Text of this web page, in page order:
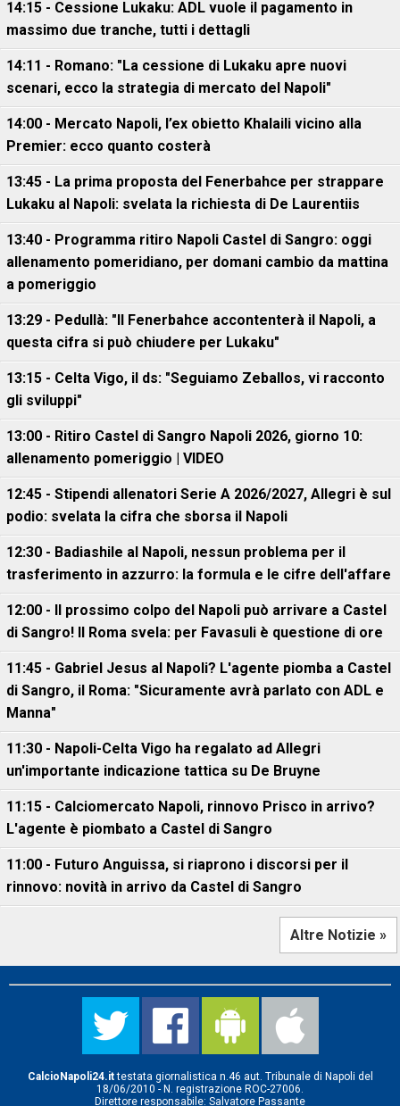
14:15 - Cessione Lukaku: ADL vuole il pagamento in
massimo due tranche, tutti i dettagli
14:11 - Romano: "La cessione di Lukaku apre nuovi
scenari, ecco la strategia di mercato del Napoli"
14:00 - Mercato Napoli, l’ex obietto Khalaili vicino alla
Premier: ecco quanto costerà
13:45 - La prima proposta del Fenerbahce per strappare
Lukaku al Napoli: svelata la richiesta di De Laurentiis
13:40 - Programma ritiro Napoli Castel di Sangro: oggi
allenamento pomeridiano, per domani cambio da mattina
a pomeriggio
13:29 - Pedullà: "Il Fenerbahce accontenterà il Napoli, a
questa cifra si può chiudere per Lukaku"
13:15 - Celta Vigo, il ds: "Seguiamo Zeballos, vi racconto
gli sviluppi"
13:00 - Ritiro Castel di Sangro Napoli 2026, giorno 10:
allenamento pomeriggio | VIDEO
12:45 - Stipendi allenatori Serie A 2026/2027, Allegri è sul
podio: svelata la cifra che sborsa il Napoli
12:30 - Badiashile al Napoli, nessun problema per il
trasferimento in azzurro: la formula e le cifre dell'affare
12:00 - Il prossimo colpo del Napoli può arrivare a Castel
di Sangro! Il Roma svela: per Favasuli è questione di ore
11:45 - Gabriel Jesus al Napoli? L'agente piomba a Castel
di Sangro, il Roma: "Sicuramente avrà parlato con ADL e
Manna"
11:30 - Napoli-Celta Vigo ha regalato ad Allegri
un'importante indicazione tattica su De Bruyne
11:15 - Calciomercato Napoli, rinnovo Prisco in arrivo?
L'agente è piombato a Castel di Sangro
11:00 - Futuro Anguissa, si riaprono i discorsi per il
rinnovo: novità in arrivo da Castel di Sangro
Altre Notizie »
CalcioNapoli24.ittestata giornalistica n.46 aut. Tribunale di Napoli del
18/06/2010 - N. registrazione ROC-27006.
Direttore responsabile: Salvatore Passante